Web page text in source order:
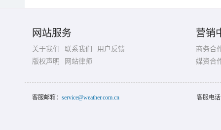
网站服务
关于我们 联系我们
用户反馈
版权声明
网站律师
营销
商务合
媒资合
客服邮箱： service@weather.com.cn 客服电